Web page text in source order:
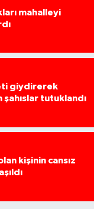
mahalleyi
giydirerek
şahıslar tutuklandı
kişinin cansız